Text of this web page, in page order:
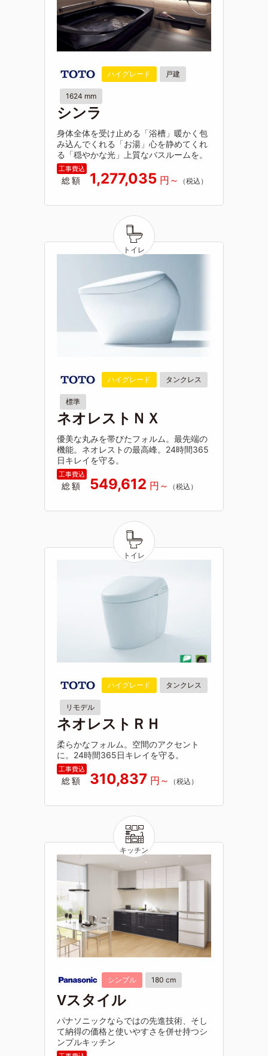
ハイグレード 戸建
1624 mm
シンラ
身体全体を受け止める「浴槽」暖かく包
み込んでくれる「お湯」心を静めてくれ
る「穏やかな光」上質なバスルームを。
総額 1,277,035
ハイグレード タンクレス
標準
ネオレストＮＸ
優美な丸みを帯びたフォルム。最先端の
機能。ネオレストの最高峰。24時間365
日キレイを守る。
総額 549,612
ハイグレード タンクレス
リモデル
ネオレストＲＨ
柔らかなフォルム。空間のアクセント
に。24時間365日キレイを守る。
総額 310,837
シンプル 180 cm
Vスタイル
パナソニックならではの先進技術、そし
て納得の価格と使いやすさを併せ持つシ
ンプルキッチン